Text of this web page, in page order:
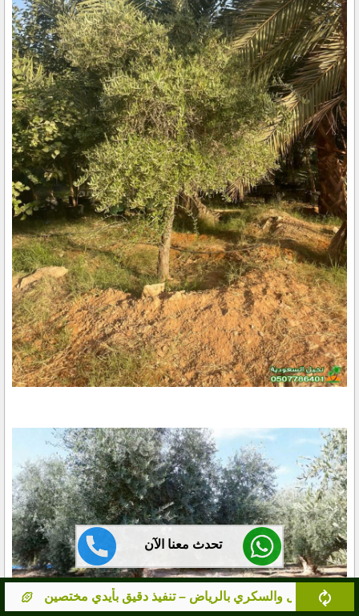
تحدث معنا الآن
– تنفيذ دقيق بأيدي مختصين مورد نخيل معتمد بالرياض –